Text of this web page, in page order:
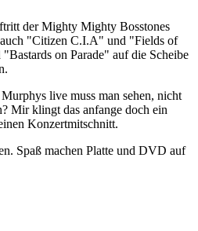
der Mighty Mighty Bosstones
auch "Citizen C.I.A" und "Fields of
on Parade" auf die Scheibe
live muss man sehen, nicht
Mir klingt das anfange doch ein
Konzertmitschnitt.
Spaß machen Platte und DVD auf